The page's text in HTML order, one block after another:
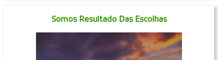
Somos Resultado Das Escolhas